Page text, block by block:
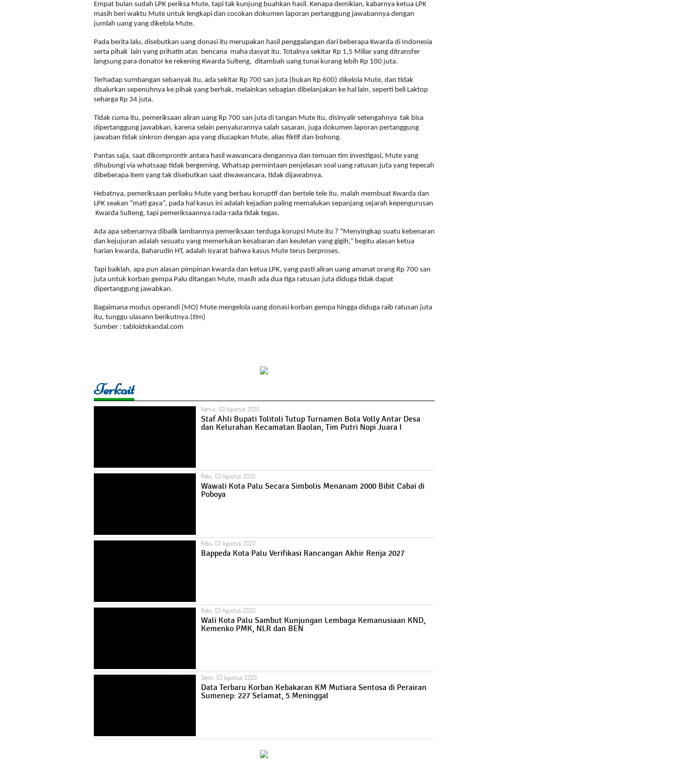
Empat bulan sudah LPK periksa Mute, tapi tak kunjung buahkan hasil. Kenapa demikian, kabarnya ketua LPK
masih beri waktu Mute untuk lengkapi dan cocokan dokumen laporan pertanggung jawabannya dengan
jumlah uang yang dikelola Mute.
Pada berita lalu, disebutkan uang donasi itu merupakan hasil penggalangan dari beberapa Kwarda di Indonesia
serta pihak lain yang prihatin atas bencana maha dasyat itu. Totalnya sekitar Rp 1,5 Miliar yang ditransfer
langsung para donator ke rekening Kwarda Sulteng, ditambah uang tunai kurang lebih Rp 100 juta.
Terhadap sumbangan sebanyak itu, ada sekitar Rp 700 san juta (bukan Rp 600) dikelola Mute, dan tidak
disalurkan sepenuhnya ke pihak yang berhak, melainkan sebagian dibelanjakan ke hal lain, seperti beli Laktop
seharga Rp 34 juta.
Tidak cuma itu, pemeriksaan aliran uang Rp 700 san juta di tangan Mute itu, disinyalir setengahnya tak bisa
dipertanggung jawabkan, karena selain penyalurannya salah sasaran, juga dokumen laporan pertanggung
jawaban tidak sinkron dengan apa yang diucapkan Mute, alias fiktif dan bohong.
Pantas saja, saat dikomprontir antara hasil wawancara dengannya dan temuan tim investigasi, Mute yang
dihubungi via whatsaap tidak bergeming. Whatsap permintaan penjelasan soal uang ratusan juta yang tepecah
dibeberapa item yang tak disebutkan saat diwawancara, tidak dijawabnya.
Hebatnya, pemeriksaan perilaku Mute yang berbau koruptif dan bertele tele itu, malah membuat Kwarda dan
LPK seakan “mati gaya”, pada hal kasus ini adalah kejadian paling memalukan sepanjang sejarah kepengurusan
Kwarda Sulteng, tapi pemeriksaannya rada-rada tidak tegas.
Ada apa sebenarnya dibalik lambannya pemeriksaan terduga korupsi Mute itu ? "Menyingkap suatu kebenaran
dan kejujuran adalah sesuatu yang memerlukan kesabaran dan keuletan yang gigih,” begitu alasan ketua
harian kwarda, Baharudin HT, adalah isyarat bahwa kasus Mute terus berproses.
Tapi baiklah, apa pun alasan pimpinan kwarda dan ketua LPK, yang pasti aliran uang amanat orang Rp 700 san
juta untuk korban gempa Palu ditangan Mute, masih ada dua tiga ratusan juta diduga tidak dapat
dipertanggung jawabkan.
Bagaimana modus operandi (MO) Mute mengelola uang donasi korban gempa hingga diduga raib ratusan juta
itu, tunggu ulasann berikutnya.(tim)
Sumber : tabloidskandal.com
Terkait
Kamis, 03 Agustus 2020
Staf Ahli Bupati Tolitoli Tutup Turnamen Bola Volly Antar Desa
dan Kelurahan Kecamatan Baolan, Tim Putri Nopi Juara I
Rabu, 03 Agustus 2020
Wawali Kota Palu Secara Simbolis Menanam 2000 Bibit Cabai di
Poboya
Rabu, 03 Agustus 2020
Bappeda Kota Palu Verifikasi Rancangan Akhir Renja 2027
Rabu, 03 Agustus 2020
Wali Kota Palu Sambut Kunjungan Lembaga Kemanusiaan KND,
Kemenko PMK, NLR dan BEN
Senin, 03 Agustus 2020
Data Terbaru Korban Kebakaran KM Mutiara Sentosa di Perairan
Sumenep: 227 Selamat, 5 Meninggal